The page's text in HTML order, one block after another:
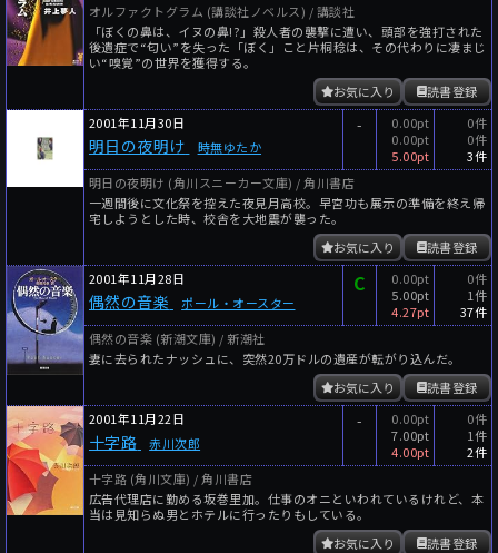
オルファクトグラム (講談社ノベルス) / 講談社
「ぼくの鼻は、イヌの鼻!?」殺人者の襲撃に遭い、頭部を強打された
後遺症で“匂い”を失った「ぼく」こと片桐稔は、その代わりに凄まじ
い“嗅覚”の世界を獲得する。
読書登録
お気に入り
2001年11月30日
明日の夜明け 時無ゆたか
-
0.00pt
0.00pt
5.00pt
0件
0件
3件
明日の夜明け (角川スニーカー文庫) / 角川書店
一週間後に文化祭を控えた夜見月高校。早宮功も展示の準備を終え帰
宅しようとした時、校舎を大地震が襲った。
読書登録
お気に入り
2001年11月28日
偶然の音楽 ポール・オースター
C
0.00pt
5.00pt
4.27pt
0件
1件
37件
偶然の音楽 (新潮文庫) / 新潮社
妻に去られたナッシュに、突然20万ドルの遺産が転がり込んだ。
読書登録
お気に入り
2001年11月22日
十字路 赤川次郎
-
0.00pt
7.00pt
4.00pt
0件
1件
2件
十字路 (角川文庫) / 角川書店
広告代理店に勤める坂巻里加。仕事のオニといわれているけれど、本
当は見知らぬ男とホテルに行ったりもしている。
読書登録
お気に入り